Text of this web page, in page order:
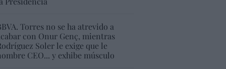
Torres no se ha atrevido a
con Onur Genç, mientras
Soler le exige que le
CEO... y exhibe músculo